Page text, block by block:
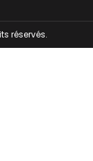
réservés.